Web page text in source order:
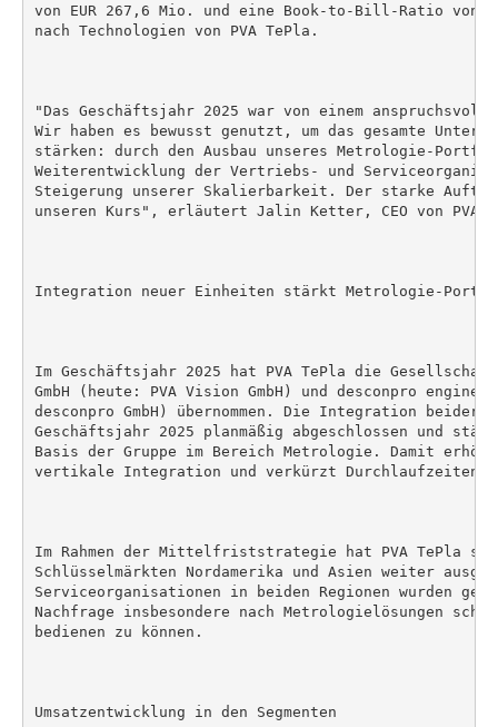
von EUR 267,6 Mio. und eine Book-to-Bill-Ratio von
nach Technologien von PVA TePla.
"Das Geschäftsjahr 2025 war von einem
Wir haben es bewusst genutzt, um das gesamte
stärken: durch den Ausbau unseres Metrologie-
Weiterentwicklung der Vertriebs- und
Steigerung unserer Skalierbarkeit. Der starke
unseren Kurs", erläutert Jalin Ketter, CEO von PVA
Integration neuer Einheiten stärkt Metrologie-
Im Geschäftsjahr 2025 hat PVA TePla die
GmbH (heute: PVA Vision GmbH) und desconpro
desconpro GmbH) übernommen. Die Integration beider
Geschäftsjahr 2025 planmäßig abgeschlossen und
Basis der Gruppe im Bereich Metrologie. Damit
vertikale Integration und verkürzt Durchlaufzeiten.
Im Rahmen der Mittelfriststrategie hat PVA TePla
Schlüsselmärkten Nordamerika und Asien weiter
Serviceorganisationen in beiden Regionen wurden
Nachfrage insbesondere nach Metrologielösungen
bedienen zu können.
Umsatzentwicklung in den Segmenten